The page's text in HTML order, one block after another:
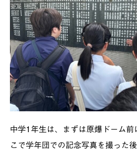
中学1年生は、まずは原爆ドーム前
こで学年団での記念写真を撮った